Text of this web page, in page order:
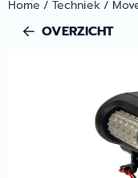
Home / Techniek/
OVERZICHT